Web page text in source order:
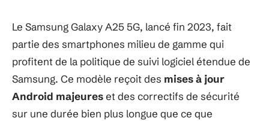
Le Samsung Galaxy A25 5G, lancé fin 2023, fait
partie des smartphones milieu de gamme qui
profitent de la politique de suivi logiciel étendue de
Samsung. Ce modèle reçoit des mises à jour
Android majeureset des correctifs de sécurité
sur une durée bien plus longue que ce que